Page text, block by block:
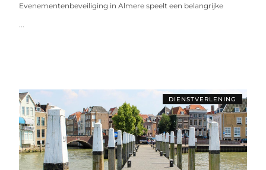
Evenementenbeveiliging in Almere speelt een belangrijke
...
DIENSTVERLENING